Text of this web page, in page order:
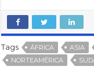
Tags ÁFRICA ASIA
NORTEAMÉRICA